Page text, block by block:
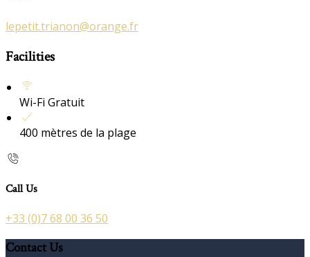
lepetit.trianon@orange.fr
Facilities
Wi-Fi Gratuit
400 mètres de la plage
Call Us
+33 (0)7 68 00 36 50
Contact Us